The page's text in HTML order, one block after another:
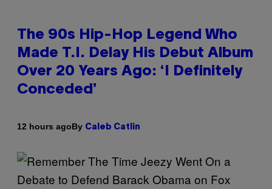
The 90s Hip-Hop Legend Who
Made T.I. Delay His Debut Album
Over 20 Years Ago: ‘I Definitely
Conceded’
12 hours agoBy Caleb Catlin